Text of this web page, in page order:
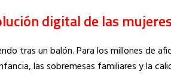
digital de las
tras un balón. Para los millones de
las sobremesas familiares y la